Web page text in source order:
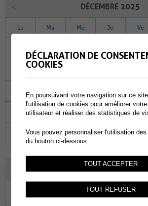
DÉCEMBRE 2025
Lu Ma Me Je Ve
09
18 19
23 24 25 26
30 31 01 02
JANVIER 2026
Je
DÉCLARATION DE
COOKIES
En poursuivant votre navigation sur ce
l'utilisation de cookies pour améliorer
utilisateur et réaliser des statistiques de
Vous pouvez personnaliser l'utilisation
du bouton ci-dessous.
TOUT ACCEPTER
TOUT REFUSER